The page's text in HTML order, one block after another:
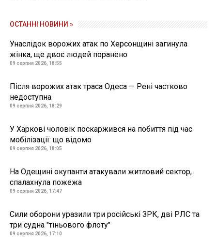
ОСТАННІ НОВИНИ »
Унаслідок ворожих атак по Херсонщині загинула
жінка, ще двоє людей поранено
09 серпня 2026, 18:55
Після ворожих атак траса Одеса — Рені частково
недоступна
09 серпня 2026, 18:29
У Харкові чоловік поскаржився на побиття під час
мобілізації: що відомо
09 серпня 2026, 18:05
На Одещині окупанти атакували житловий сектор,
спалахнула пожежа
09 серпня 2026, 17:47
Сили оборони уразили три російські ЗРК, дві РЛС та
три судна "тіньового флоту"
09 серпня 2026, 17:10